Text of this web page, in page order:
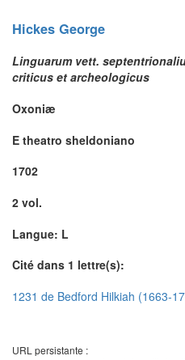
Hickes George
Linguarum vett.
criticus et archeologicus
Oxoniæ
E theatro sheldoniano
1702
2 vol.
Langue: L
Cité dans 1 lettre(s):
1231 de Bedford Hilkiah (1663-
URL persistante :